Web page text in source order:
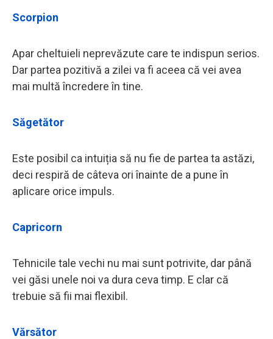
Scorpion
Apar cheltuieli neprevăzute care te indispun serios.
Dar partea pozitivă a zilei va fi aceea că vei avea
mai multă încredere în tine.
Săgetător
Este posibil ca intuiția să nu fie de partea ta astăzi,
deci respiră de câteva ori înainte de a pune în
aplicare orice impuls.
Capricorn
Tehnicile tale vechi nu mai sunt potrivite, dar până
vei găsi unele noi va dura ceva timp. E clar că
trebuie să fii mai flexibil.
Vărsător